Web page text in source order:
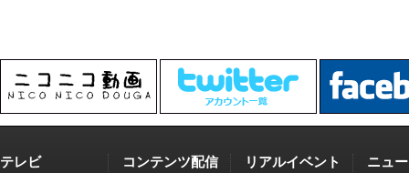
テレビ コンテンツ配信 リアルイベント ニュ